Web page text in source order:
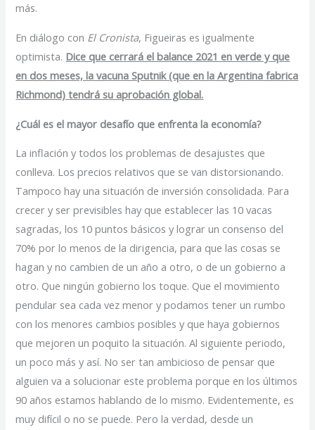
más.
En diálogo con El Cronista, Figueiras es igualmente
optimista. Dice que cerrará el balance 2021 en verde y que
en dos meses, la vacuna Sputnik (que en la Argentina fabrica
Richmond) tendrá su aprobación global.
¿Cuál es el mayor desafío que enfrenta la economía?
La inflación y todos los problemas de desajustes que
conlleva. Los precios relativos que se van distorsionando.
Tampoco hay una situación de inversión consolidada. Para
crecer y ser previsibles hay que establecer las 10 vacas
sagradas, los 10 puntos básicos y lograr un consenso del
70% por lo menos de la dirigencia, para que las cosas se
hagan y no cambien de un año a otro, o de un gobierno a
otro. Que ningún gobierno los toque. Que el movimiento
pendular sea cada vez menor y podamos tener un rumbo
con los menores cambios posibles y que haya gobiernos
que mejoren un poquito la situación. Al siguiente periodo,
un poco más y así. No ser tan ambicioso de pensar que
alguien va a solucionar este problema porque en los últimos
90 años estamos hablando de lo mismo. Evidentemente, es
muy difícil o no se puede. Pero la verdad, desde un